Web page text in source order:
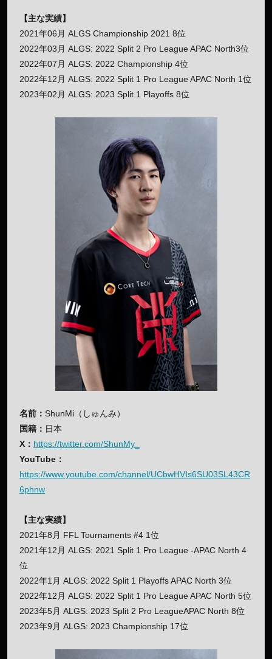
【主な実績】
2021年06月 ALGS Championship 2021 8位
2022年03月 ALGS: 2022 Split 2 Pro League APAC North3位
2022年07月 ALGS: 2022 Championship 4位
2022年12月 ALGS: 2022 Split 1 Pro League APAC North 1位
2023年02月 ALGS: 2023 Split 1 Playoffs 8位
名前： ShunMi（しゅんみ）
国籍： 日本
X： https://twitter.com/ShunMy_
YouTube：
https://www.youtube.com/channel/UCbwHVIs6SU03SL43CR
6phnw
【主な実績】
2021年8月 FFL Tournaments #4 1位
2021年12月 ALGS: 2021 Split 1 Pro League -APAC North 4
位
2022年1月 ALGS: 2022 Split 1 Playoffs APAC North 3位
2022年12月 ALGS: 2022 Split 1 Pro League APAC North 5位
2023年5月 ALGS: 2023 Split 2 Pro LeagueAPAC North 8位
2023年9月 ALGS: 2023 Championship 17位